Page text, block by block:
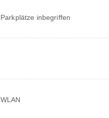
Parkplätze inbegriffen
WLAN